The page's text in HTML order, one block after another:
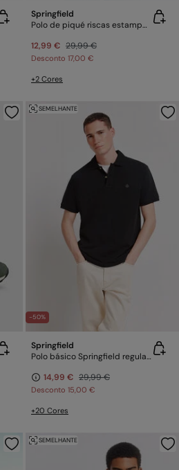
Springfield
Polo de piqué riscas estampadas regular fit
12,99 € 29,99 €
Desconto 17,00 €
+2 Cores
-50%
SEMELHANTE
Springfield
Polo básico Springfield regular fit
14,99 € 29,99 €
Desconto 15,00 €
+20 Cores
SEMELHANTE